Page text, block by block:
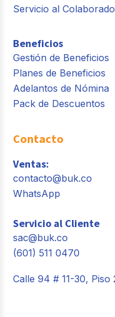
Servicio al
Beneficios
Gestión de Beneficios
Planes de Beneficios
Adelantos de Nómina
Pack de Descuentos
Contacto
Ventas:
contacto@buk.co
WhatsApp
Servicio al Cliente
sac@buk.co
(601) 511 0470
Calle 94 # 11-30, Piso